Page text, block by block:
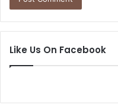
Like Us On Facebook